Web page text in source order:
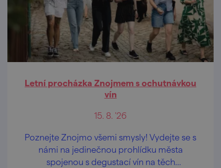
Letní procházka Znojmem s ochutnávkou
vín
15. 8. '26
Poznejte Znojmo všemi smysly! Vydejte se s
námi na jedinečnou prohlídku města
spojenou s degustací vín na těch